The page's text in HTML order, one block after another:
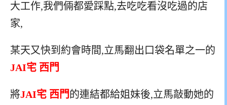
大工作,我們倆都愛踩點,去吃吃看沒吃過的店
家,
某天又快到約會時間,立馬翻出口袋名單之一的
JAI宅 西門
將JAI宅 西門的連結都給姐妹後,立馬敲動她的